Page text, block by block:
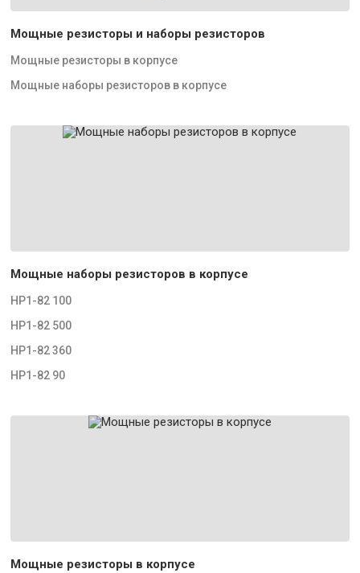
Мощные резисторы и наборы резисторов
Мощные резисторы в корпусе
Мощные наборы резисторов в корпусе
Мощные наборы резисторов в корпусе
НР1-82 100
НР1-82 500
НР1-82 360
НР1-82 90
Мощные резисторы в корпусе